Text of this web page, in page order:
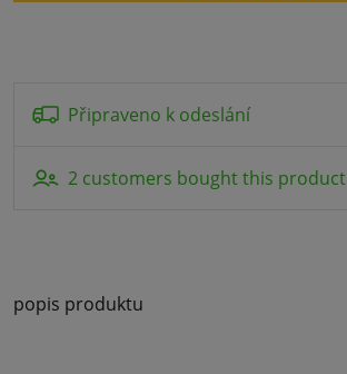
Připraveno k odeslání
2 customers bought this product
popis produktu